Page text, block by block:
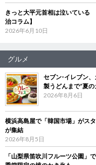
きっと大平元首相は泣いている
治コラム】
2026年6月10日
グルメ
セブン‐イレブン
製うどんまで“夏
2026年8月6日
横浜高島屋で「韓国市場」がス
が集結
2026年8月5日
「山梨県笛吹川フルーツ公園」